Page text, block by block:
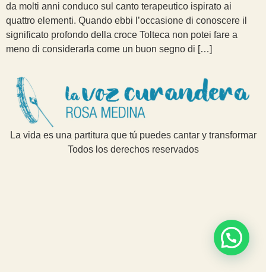
da molti anni conduco sul canto terapeutico ispirato ai
quattro elementi. Quando ebbi l’occasione di conoscere il
significato profondo della croce Tolteca non potei fare a
meno di considerarla come un buon segno di […]
La vida es una partitura que tú puedes cantar y transformar
Todos los derechos reservados